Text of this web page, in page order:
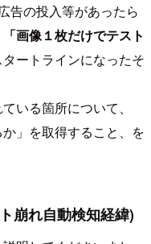
告の投入等があったら
「画像１枚だけでテスト
ートラインになったそ
いる箇所について、
」を取得すること、を
崩れ自動検知経緯)